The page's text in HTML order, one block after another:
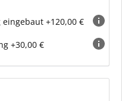
+120,00 €
+30,00 €